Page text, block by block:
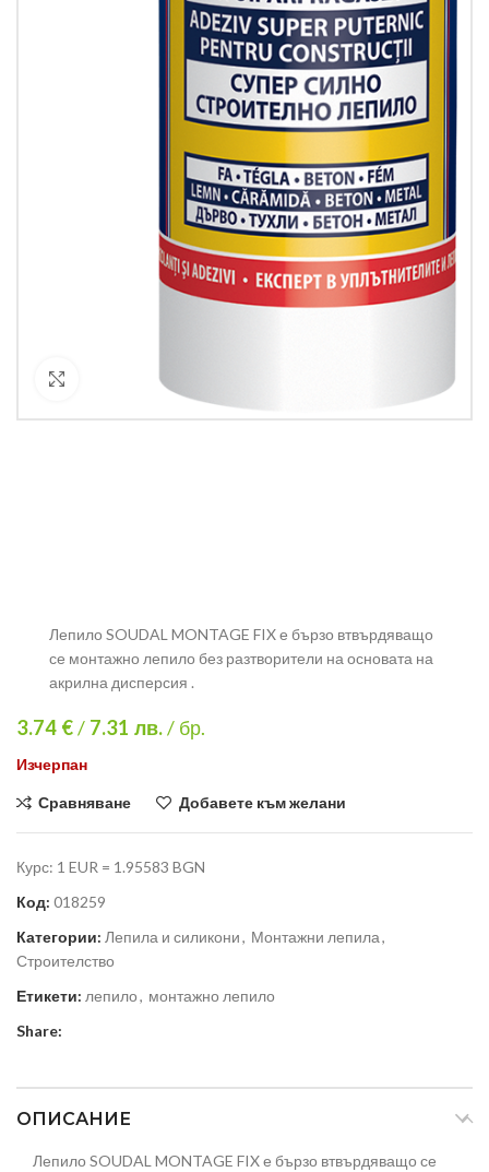
Кликнете за уголемяване
Лепило SOUDAL MONTAGE FIX е бързо втвърдяващо
се монтажно лепило без разтворители на основата на
акрилна дисперсия .
3.74 €/ 7.31 лв./ бр.
Изчерпан
Сравняване Добавете към желани
Курс: 1 EUR = 1.95583 BGN
Код: 018259
Категории: Лепила и силикони, Монтажни лепила,
Строителство
Етикети: лепило, монтажно лепило
Share:
ОПИСАНИЕ
Лепило SOUDAL MONTAGE FIX е бързо втвърдяващо се